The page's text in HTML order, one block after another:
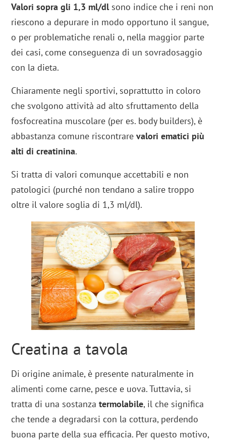
Valori sopra gli 1,3 ml/dlsono indice che i reni non
riescono a depurare in modo opportuno il sangue,
o per problematiche renali o, nella maggior parte
dei casi, come conseguenza di un sovradosaggio
con la dieta.
Chiaramente negli sportivi, soprattutto in coloro
che svolgono attività ad alto sfruttamento della
fosfocreatina muscolare (per es. body builders), è
abbastanza comune riscontrarevalori ematici più
alti di creatinina.
Si tratta di valori comunque accettabili e non
patologici (purché non tendano a salire troppo
oltre il valore soglia di 1,3 ml/dl).
Creatina a tavola
Di origine animale, è presente naturalmente in
alimenti come carne, pesce e uova. Tuttavia, si
tratta di una sostanzatermolabile, il che significa
che tende a degradarsi con la cottura, perdendo
buona parte della sua efficacia. Per questo motivo,